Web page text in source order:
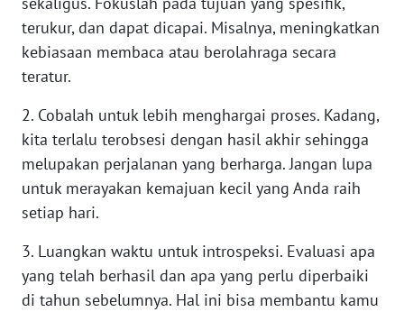
terukur, dan dapat dicapai. Misalnya, meningkatkan
kebiasaan membaca atau berolahraga secara
teratur.
2. Cobalah untuk lebih menghargai proses. Kadang,
kita terlalu terobsesi dengan hasil akhir sehingga
melupakan perjalanan yang berharga. Jangan lupa
untuk merayakan kemajuan kecil yang Anda raih
setiap hari.
3. Luangkan waktu untuk introspeksi. Evaluasi apa
yang telah berhasil dan apa yang perlu diperbaiki
di tahun sebelumnya. Hal ini bisa membantu kamu
PAPUA
BARAT
RIAU
WN
SERAMBI
JAMBI
WN